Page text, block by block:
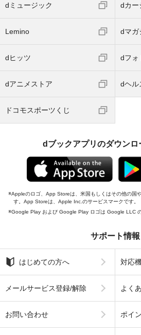
dミュージック dカー
Lemino dマガ
dヒッツ dフォ
dアニメストア dヘル
ドコモスポーツくじ
dブックアプリのダウンロ
Appleのロゴ、App Storeは、米国もしくはその他の国
す。App Storeは、Apple Inc.のサービスマークです。
Google Play および Google Play ロゴは Google LLC の
サポート情報
はじめての方へ 対応
メールサービス登録/解除 よく
お問い合わせ ポイ